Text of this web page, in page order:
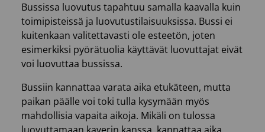
Bussissa luovutus tapahtuu samalla kaavalla kuin
toimipisteissä ja luovutustilaisuuksissa. Bussi ei
kuitenkaan valitettavasti ole esteetön, joten
esimerkiksi pyörätuolia käyttävät luovuttajat eivät
voi luovuttaa bussissa.
Bussiin kannattaa varata aika etukäteen, mutta
paikan päälle voi toki tulla kysymään myös
mahdollisia vapaita aikoja. Mikäli on tulossa